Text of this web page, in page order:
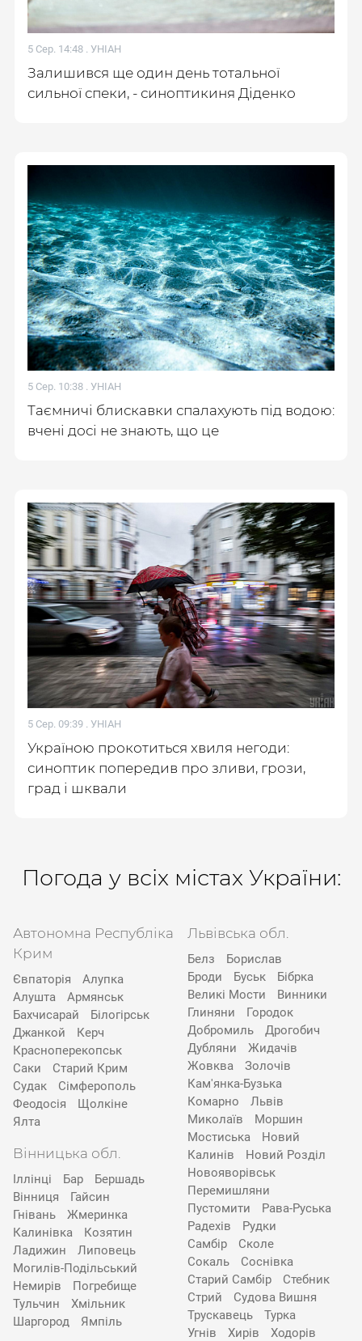
5 Сер. 14:48 . УНІАН
Залишився ще один день тотальної
сильної спеки, - синоптикиня Діденко
5 Сер. 10:38 . УНІАН
Таємничі блискавки спалахують під водою:
вчені досі не знають, що це
5 Сер. 09:39 . УНІАН
Україною прокотиться хвиля негоди:
синоптик попередив про зливи, грози,
град і шквали
Погода у всіх містах України:
Автономна Республіка
Крим
Євпаторія
Алупка
Алушта
Армянськ
Бахчисарай
Білогірськ
Джанкой
Керч
Красноперекопськ
Саки
Старий Крим
Судак
Сімферополь
Феодосія
Щолкіне
Ялта
Вінницька обл.
Іллінці Бар
Бершадь
Вінниця
Гайсин
Гнівань
Жмеринка
Калинівка
Козятин
Ладижин
Липовець
Могилів-Подільський
Немирів
Погребище
Тульчин
Хмільник
Шаргород
Ямпіль
Львівська обл.
Белз
Борислав
Броди
Буськ
Бібрка
Великі Мости
Винники
Глиняни
Городок
Добромиль
Дрогобич
Дубляни
Жидачів
Жовква
Золочів
Кам'янка-Бузька
Комарно
Львів
Миколаїв
Моршин
Мостиська
Новий
Калинів
Новий Розділ
Новояворівськ
Перемишляни
Пустомити
Рава-Руська
Радехів
Рудки
Самбір
Сколе
Сокаль
Соснівка
Старий Самбір
Стебник
Стрий
Судова Вишня
Трускавець
Турка
Угнів
Хирів
Ходорів